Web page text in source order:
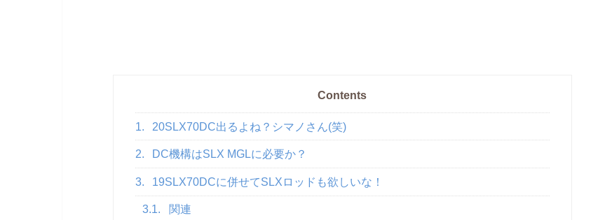
Contents
1. 20SLX70DC出るよね？シマノさん(笑)
2. DC機構はSLX MGLに必要か？
3. 19SLX70DCに併せてSLXロッドも欲しいな！
3.1. 関連